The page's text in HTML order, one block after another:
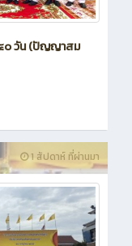
วัน (ปัญญาสม
1 สัปดาห์ ที่ผ่านมา